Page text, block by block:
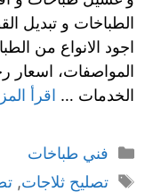
الطباخات و تبديل
اجود الانواع من
المواصفات، اسعار
الخدمات … اقرأ
فني طباخات
تصليح ثلاجات,